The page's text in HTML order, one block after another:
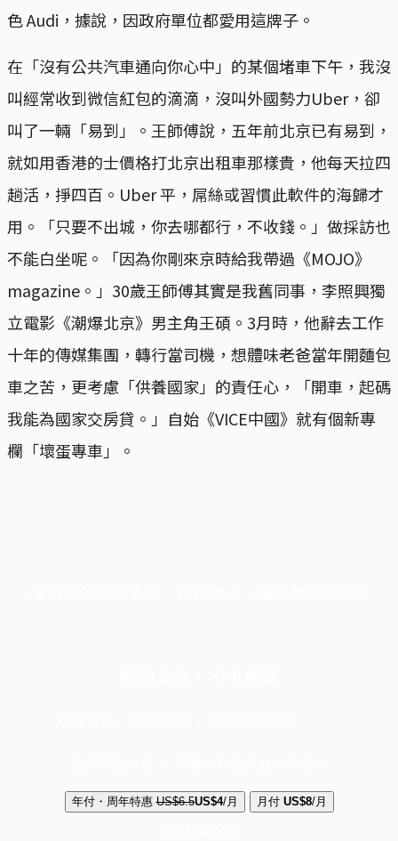
色 Audi，據說，因政府單位都愛用這牌子。
在「沒有公共汽車通向你心中」的某個堵車下午，我沒
叫經常收到微信紅包的滴滴，沒叫外國勢力Uber，卻
叫了一輛「易到」。王師傅說，五年前北京已有易到，
就如用香港的士價格打北京出租車那樣貴，他每天拉四
趟活，掙四百。Uber 平，屌絲或習慣此軟件的海歸才
用。「只要不出城，你去哪都行，不收錢。」做採訪也
不能白坐呢。「因為你剛來京時給我帶過《MOJO》
magazine。」30歲王師傅其實是我舊同事，李照興獨
立電影《潮爆北京》男主角王碩。3月時，他辭去工作
十年的傳媒集團，轉行當司機，想體味老爸當年開麵包
車之苦，更考慮「供養國家」的責任心，「開車，起碼
我能為國家交房貸。」自始《VICE中國》就有個新專
欄「壞蛋專車」。
年付・周年特惠 US$6.5US$4/月 月付 US$8/月